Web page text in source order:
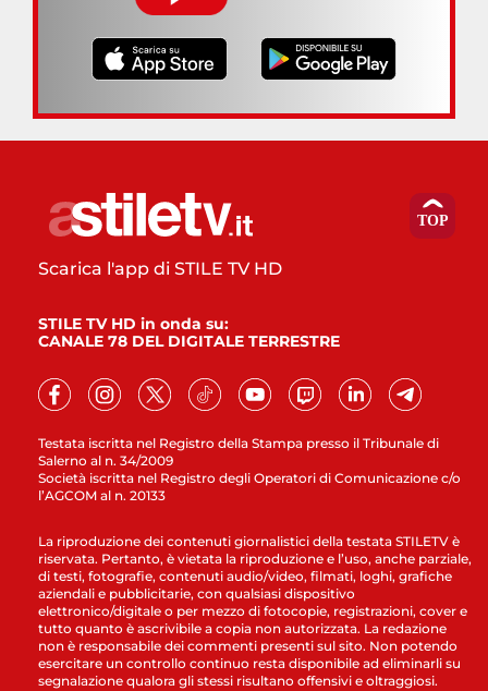
Testata iscritta nel Registro della Stampa presso il Tribunale di
Salerno al n. 34/2009
Società iscritta nel Registro degli Operatori di Comunicazione c/o
l’AGCOM al n. 20133
Scarica l'app di STILE TV HD
STILE TV HD in onda su:
CANALE 78 DEL DIGITALE TERRESTRE
La riproduzione dei contenuti giornalistici della testata STILETV è
riservata. Pertanto, è vietata la riproduzione e l’uso, anche parziale,
di testi, fotografie, contenuti audio/video, filmati, loghi, grafiche
aziendali e pubblicitarie, con qualsiasi dispositivo
elettronico/digitale o per mezzo di fotocopie, registrazioni, cover e
tutto quanto è ascrivibile a copia non autorizzata. La redazione
non è responsabile dei commenti presenti sul sito. Non potendo
esercitare un controllo continuo resta disponibile ad eliminarli su
segnalazione qualora gli stessi risultano offensivi e oltraggiosi.